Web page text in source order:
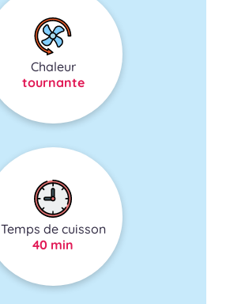
Chaleur
tournante
Temps de cuisson
40 min